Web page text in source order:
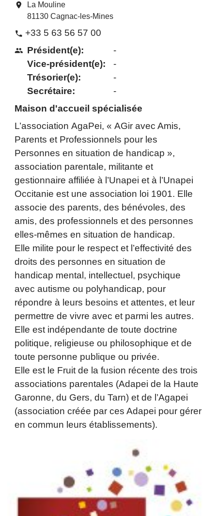
location_on
La Mouline
81130 Cagnac-les-Mines
phone +33 5 63 56 57 00
people Président(e):
Vice-président(e):
Trésorier(e):
Secrétaire:
-
-
-
-
Maison d'accueil spécialisée
L’association AgaPei, « AGir avec Amis,
Parents et Professionnels pour les
Personnes en situation de handicap »,
association parentale, militante et
gestionnaire affiliée à l’Unapei et à l’Unapei
Occitanie est une association loi 1901. Elle
associe des parents, des bénévoles, des
amis, des professionnels et des personnes
elles-mêmes en situation de handicap.
Elle milite pour le respect et l’effectivité des
droits des personnes en situation de
handicap mental, intellectuel, psychique
avec autisme ou polyhandicap, pour
répondre à leurs besoins et attentes, et leur
permettre de vivre avec et parmi les autres.
Elle est indépendante de toute doctrine
politique, religieuse ou philosophique et de
toute personne publique ou privée.
Elle est le Fruit de la fusion récente des trois
associations parentales (Adapei de la Haute
Garonne, du Gers, du Tarn) et de l’Agapei
(association créée par ces Adapei pour gérer
en commun leurs établissements).